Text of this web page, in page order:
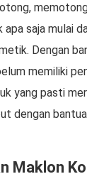
saja mulai
Dengan
memiliki
yang pasti
dengan
Maklon